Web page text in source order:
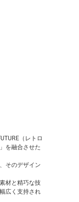
（レトロ
を融合させた
そのデザイン
材と精巧な技
広く支持され